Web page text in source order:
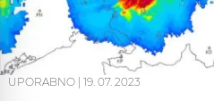
UPORABNO | 19. 07. 2023